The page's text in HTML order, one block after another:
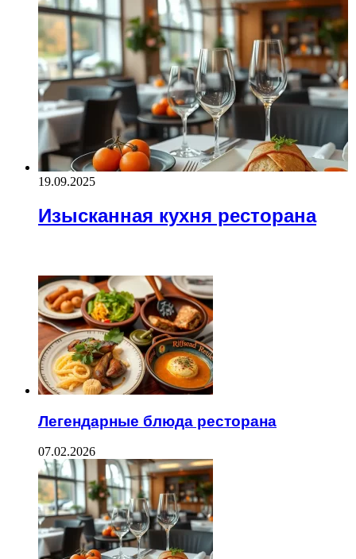
19.09.2025
Изысканная кухня ресторана
Легендарные блюда ресторана
07.02.2026